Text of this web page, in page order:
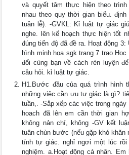
và quyết tâm thực hiện theo
nhau theo quy thời gian biểu.
tuần lễ). -GVKL: Kỉ luật tự giác
nghe. lên kế hoạch thực hiện tốt
đúng tiến độ đã đề ra. Hoạt động
hình minh họa sgk trang 7 trao
đổi cùng bạn về cách rèn luyện
câu hỏi. kỉ luật tự giác.
H1.Bước đầu của quá trình hình
những việc cần ưu tự giác là gì?
tuần,. -Sắp xếp các việc trong
hoach đã lên em cần thời gian
không nản chí, không -GV kết
tuân chùn bước (nếu gặp khó khăn
tính tự giác. nghỉ ngơi một lúc rồi
nghiệm. a.Hoạt động cá nhân.